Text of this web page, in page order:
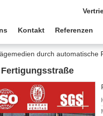
Kontakt Referenzen
durch automatische